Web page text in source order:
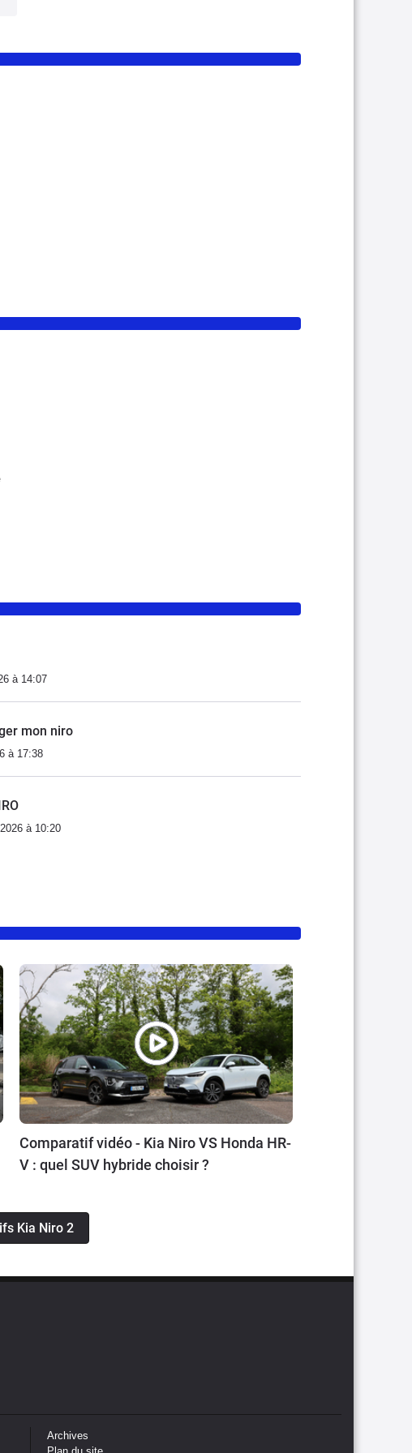
à 14:07
mon niro
à 17:38
à 10:20
Comparatif vidéo - Kia Niro VS Honda HR-
V : quel SUV hybride choisir ?
Kia Niro 2
Archives